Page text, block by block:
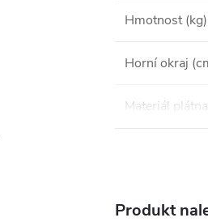
Hmotnost (kg)
Horní okraj
Materiál plátna
Produkt